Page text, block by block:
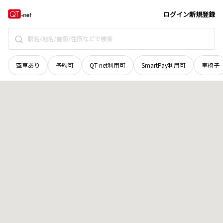
ログイン新規登録
空車あり 予約可 QT-net利用可 SmartPay利用可 車椅子
広島県